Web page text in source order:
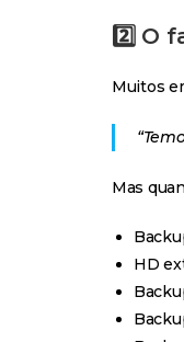
2️⃣ O
Muitos
Mas
HD